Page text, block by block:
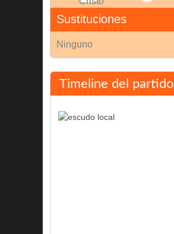
Sustituciones
Ninguno
Timeline del partido